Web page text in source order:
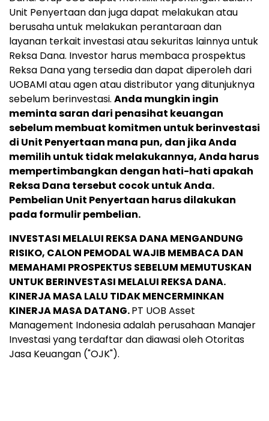
Unit Penyertaan dan juga dapat melakukan atau
berusaha untuk melakukan perantaraan dan
layanan terkait investasi atau sekuritas lainnya untuk
Reksa Dana. Investor harus membaca prospektus
Reksa Dana yang tersedia dan dapat diperoleh dari
UOBAMI atau agen atau distributor yang ditunjuknya
sebelum berinvestasi. Anda mungkin ingin
meminta saran dari penasihat keuangan
sebelum membuat komitmen untuk berinvestasi
di Unit Penyertaan mana pun, dan jika Anda
memilih untuk tidak melakukannya, Anda harus
mempertimbangkan dengan hati-hati apakah
Reksa Dana tersebut cocok untuk Anda.
Pembelian Unit Penyertaan harus dilakukan
pada formulir pembelian.
INVESTASI MELALUI REKSA DANA MENGANDUNG
RISIKO, CALON PEMODAL WAJIB MEMBACA DAN
MEMAHAMI PROSPEKTUS SEBELUM MEMUTUSKAN
UNTUK BERINVESTASI MELALUI REKSA DANA.
KINERJA MASA LALU TIDAK MENCERMINKAN
KINERJA MASA DATANG.PT UOB Asset
Management Indonesia adalah perusahaan Manajer
Investasi yang terdaftar dan diawasi oleh Otoritas
Jasa Keuangan ("OJK").